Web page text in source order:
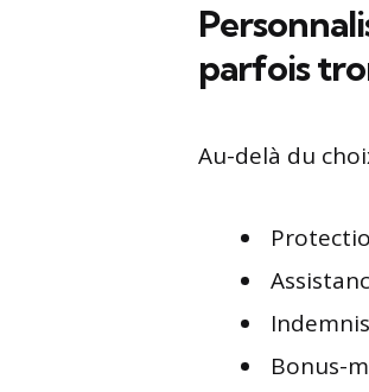
parfois
Au-delà du
Bonus-